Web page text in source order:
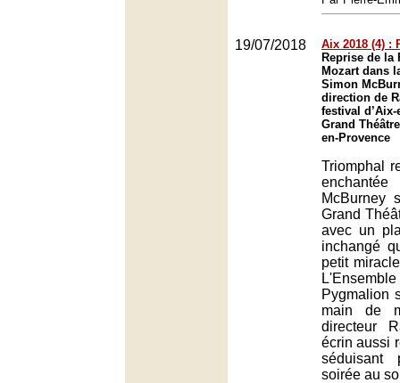
19/07/2018
Aix 2018 (4) :
Reprise de la
Mozart dans
Simon
direction de
festival d’Aix-
Grand
en-Provence
Triomphal
McBurney
Grand
avec un
inchangé
petit
Pygmalion
main de
directeur
écrin aussi
séduisant
soirée au